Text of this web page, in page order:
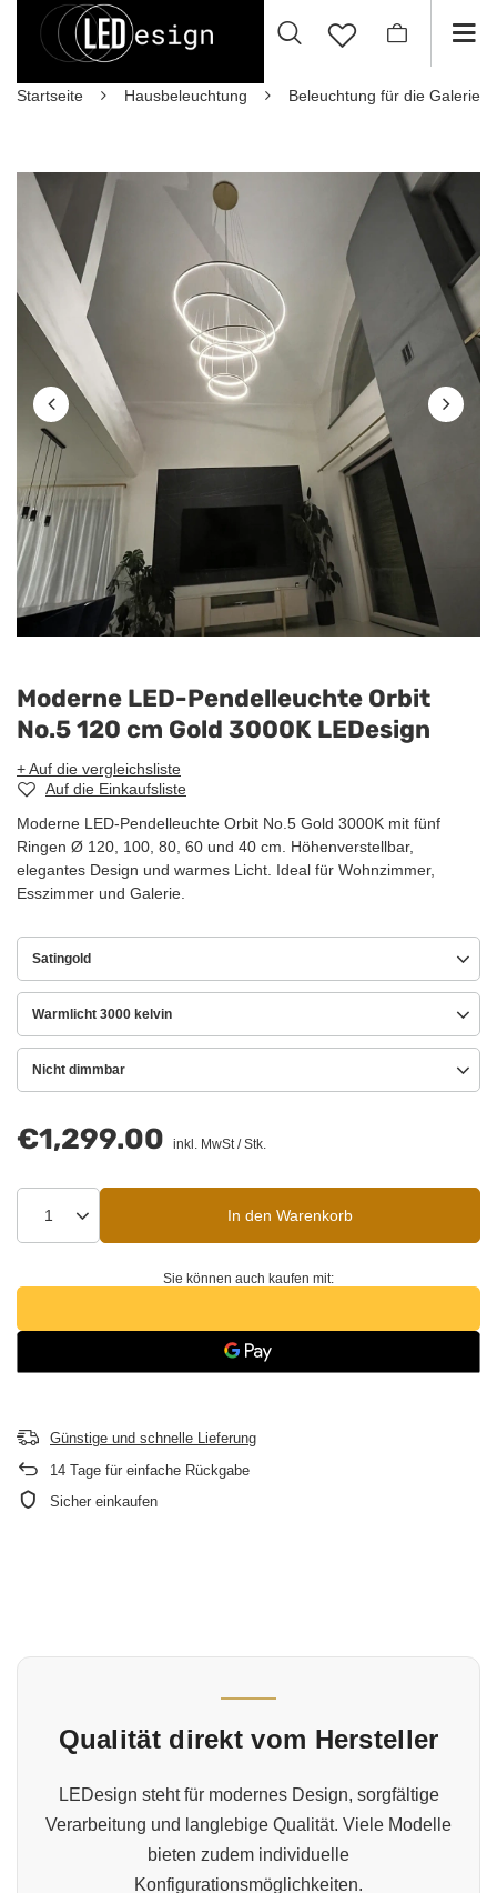
Startseite Hausbeleuchtung Beleuchtung für die Galerie
Moderne LED-Pendelleuchte Orbit
No.5 120 cm Gold 3000K LEDesign
+ Auf die vergleichsliste
Auf die Einkaufsliste
Moderne LED-Pendelleuchte Orbit No.5 Gold 3000K mit fünf
Ringen Ø 120, 100, 80, 60 und 40 cm. Höhenverstellbar,
elegantes Design und warmes Licht. Ideal für Wohnzimmer,
Esszimmer und Galerie.
Satingold
Warmlicht 3000 kelvin
Nicht dimmbar
€1,299.00 inkl. MwSt/Stk.
In den Warenkorb
Sie können auch kaufen mit:
Günstige und schnelle Lieferung
14 Tage für einfache Rückgabe
Sicher einkaufen
Qualität direkt vom Hersteller
LEDesign steht für modernes Design, sorgfältige
Verarbeitung und langlebige Qualität. Viele Modelle
bieten zudem individuelle
Konfigurationsmöglichkeiten.